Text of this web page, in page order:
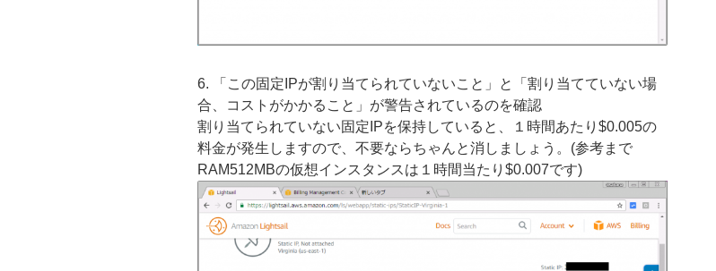
6. 「この固定IPが割り当てられていないこと」と「割り当てていない場
合、コストがかかること」が警告されているのを確認
割り当てられていない固定IPを保持していると、１時間あたり$0.005の
料金が発生しますので、不要ならちゃんと消しましょう。(参考まで
RAM512MBの仮想インスタンスは１時間当たり$0.007です)